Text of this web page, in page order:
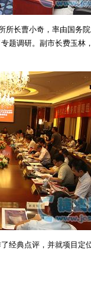
所长曹小奇，率由国务
题调研。副市长费玉林
经典点评，并就项目定